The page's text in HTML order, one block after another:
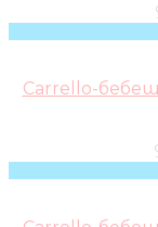
Carrello-